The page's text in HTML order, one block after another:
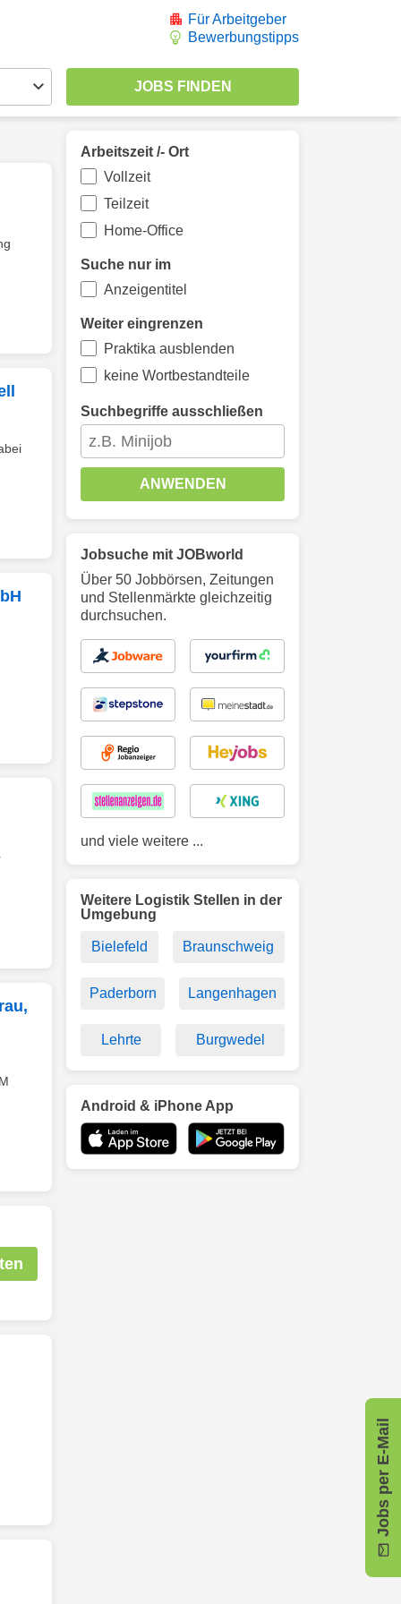
Für Arbeitgeber
Bewerbungstipps
Jobs per E-Mail
Arbeitszeit /- Ort
Vollzeit
Teilzeit
Home-Office
Suche nur im
Anzeigentitel
Weiter eingrenzen
Praktika ausblenden
keine Wortbestandteile
Suchbegriffe ausschließen
ANWENDEN
Jobsuche mit JOBworld
Über 50 Jobbörsen, Zeitungen
und Stellenmärkte gleichzeitig
durchsuchen.
und viele weitere ...
Weitere Logistik Stellen in der
Umgebung
Bielefeld Braunschweig
Paderborn Langenhagen
Lehrte Burgwedel
Android & iPhone App